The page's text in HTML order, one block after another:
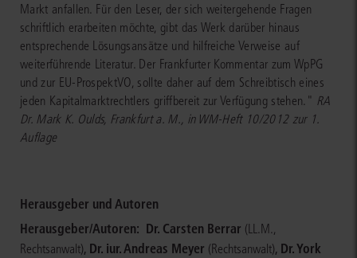
Markt anfallen. Für den Leser, der sich weitergehende Fragen
schriftlich erarbeiten möchte, gibt das Werk darüber hinaus
entsprechende Lösungsansätze und hilfreiche Verweise auf
weiterführende Literatur. Der Frankfurter Kommentar zum WpPG
und zur EU-ProspektVO, sollte daher auf dem Schreibtisch eines
jeden Kapitalmarktrechtlers griffbereit zur Verfügung stehen." RA
Dr. Mark K. Oulds, Frankfurt a. M., in WM-Heft 10/2012 zur 1.
Auflage
Herausgeber und Autoren
Herausgeber/Autoren: Dr. Carsten Berrar (LL.M.,
Rechtsanwalt), Dr. iur. Andreas Meyer (Rechtsanwalt), Dr. York